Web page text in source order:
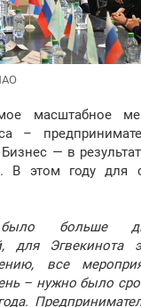
масштабное
–
— в
В этом году для
больше
для Эгвекинота
все
– нужно было